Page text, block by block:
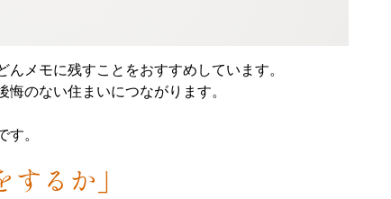
メモに残すことをおすすめしています。
のない住まいにつながります。
。
るか」